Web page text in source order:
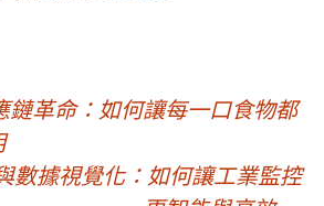
鏈革命：如何讓每一口食物都
數據視覺化：如何讓工業監控